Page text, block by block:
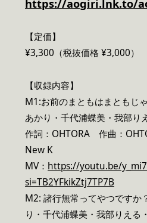
https://aogiri.lnk.to/
【定価】
¥3,300（税抜価格 ¥3,000）
【収録内容】
M1:お前のまともはまともじ
あかり・千代浦蝶美・我部り
作詞：OHTORA 作曲：
New K
MV： https://youtu.be/
si=TB2YFkikZtj7TP7B
M2: 諸行無常ってやつですか
り・千代浦蝶美・我部りえる